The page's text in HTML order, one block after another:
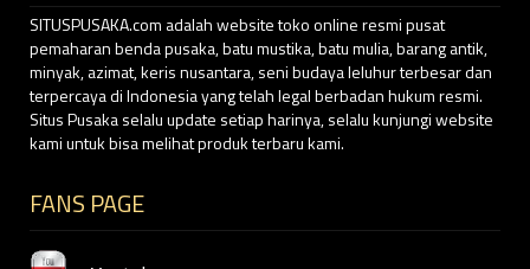
SITUSPUSAKA.com adalah website toko online resmi pusat
pemaharan benda pusaka, batu mustika, batu mulia, barang antik,
minyak, azimat, keris nusantara, seni budaya leluhur terbesar dan
terpercaya di Indonesia yang telah legal berbadan hukum resmi.
Situs Pusaka selalu update setiap harinya, selalu kunjungi website
kami untuk bisa melihat produk terbaru kami.
FANS PAGE